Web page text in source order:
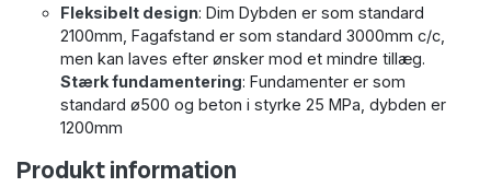
Fleksibelt design: Dim Dybden er som standard
2100mm, Fagafstand er som standard 3000mm c/c,
men kan laves efter ønsker mod et mindre tillæg.
Stærk fundamentering: Fundamenter er som
standard ø500 og beton i styrke 25 MPa, dybden er
1200mm
Produkt information